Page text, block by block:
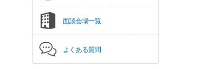
面談会場一覧
よくある質問